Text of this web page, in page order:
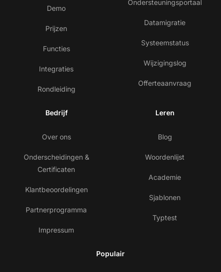
Demo
Prijzen
Functies
Integraties
Rondleiding
Ondersteuningsportaal
Datamigratie
Systeemstatus
Wijzigingslog
Offerteaanvraag
Bedrijf
Over ons
Onderscheidingen &
Certificaten
Klantbeoordelingen
Partnerprogramma
Impressum
Leren
Blog
Woordenlijst
Academie
Sjablonen
Typtest
Populair